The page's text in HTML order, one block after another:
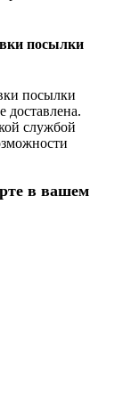
посылки
посылки
доставлена.
службой
в вашем